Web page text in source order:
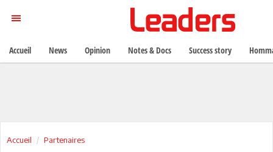
Accueil Partenaires
Accueil News Opinion Notes & Docs Success story